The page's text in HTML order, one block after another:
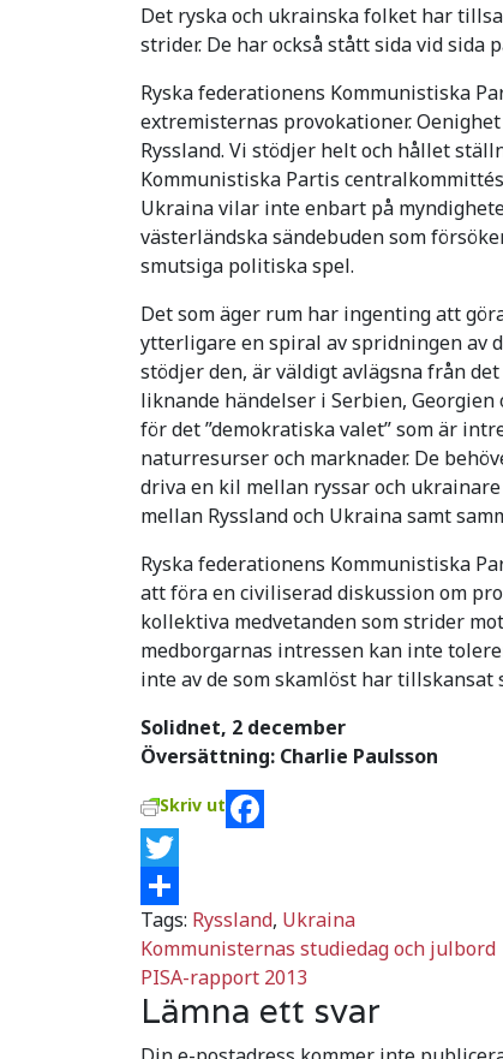
Det ryska och ukrainska folket har
strider. De har också stått sida vid sida
Ryska federationens Kommunistiska
extremisternas provokationer.
Ryssland. Vi stödjer helt och hållet
Kommunistiska Partis
Ukraina vilar inte enbart på
västerländska sändebuden som
smutsiga politiska spel.
Det som äger rum har ingenting att
ytterligare en spiral av spridningen av
stödjer den, är väldigt avlägsna från
liknande händelser i Serbien,
för det ”demokratiska valet” som är
naturresurser och marknader. De
driva en kil mellan ryssar och
mellan Ryssland och Ukraina samt
Ryska federationens Kommunistiska
att föra en civiliserad diskussion om
kollektiva medvetanden som strider
medborgarnas intressen kan inte
inte av de som skamlöst har
Solidnet, 2 december
Översättning: Charlie Paulsson
Skriv ut
Facebook
Twitter
Dela
Tags: Ryssland, Ukraina
Inläggsnavigering
Kommunisternas studiedag och julbord
PISA-rapport 2013
Lämna ett svar